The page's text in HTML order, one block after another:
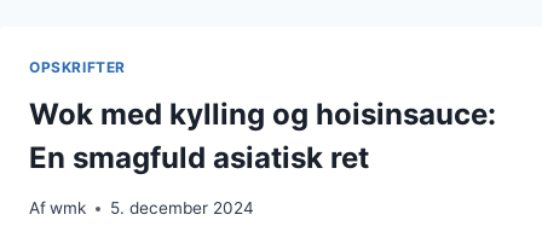
SMAG
OPSKRIFTER
Wok med kylling og hoisinsauce:
En smagfuld asiatisk ret
Afwmk 5. december 2024